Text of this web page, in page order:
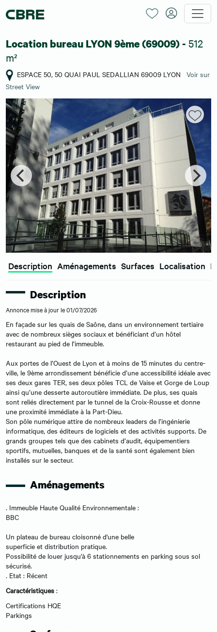
Location bureau LYON 9ème (69009) - 512
m²
ESPACE 50, 50 QUAI PAUL SEDALLIAN 69009 LYON
Voir sur
Street View
Description Aménagements Surfaces Localisation
Description
Annonce mise à jour le 01/07/2026
En façade sur les quais de Saône, dans un environnement tertiaire
avec de nombreux sièges sociaux et bénéficiant d’un hôtel
restaurant au pied de l’immeuble.
Aux portes de l’Ouest de Lyon et à moins de 15 minutes du centre-
ville, le 9ème arrondissement bénéficie d’une accessibilité idéale avec
ses deux gares TER, ses deux pôles TCL de Vaise et Gorge de Loup
ainsi qu’une desserte autoroutière immédiate. De plus, ses quais
sont reliés directement par le tunnel de la Croix-Rousse et donne
une proximité immédiate à la Part-Dieu.
Son pôle numérique attire de nombreux leaders de l’ingénierie
informatique, des éditeurs de logiciels et des activités supports. De
grands groupes tels que des cabinets d’audit, équipementiers
sportifs, mutuelles, banques et de la santé sont également bien
installés sur le secteur.
Aménagements
. Immeuble Haute Qualité Environnementale :
BBC
Un plateau de bureau cloisonné d'une belle
superficie et distribution pratique.
Possibilité de louer jusqu'à 6 stationnements en parking sous sol
sécurisé.
. Etat : Récent
Caractéristiques :
Certifications HQE
Parkings